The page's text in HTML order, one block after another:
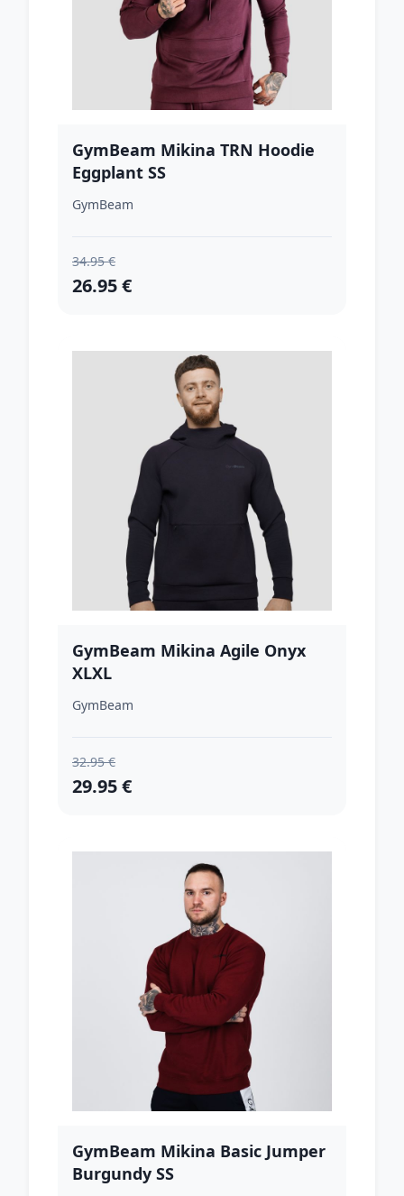
GymBeam Mikina TRN Hoodie
Eggplant SS
GymBeam
34.95 €
26.95 €
GymBeam Mikina Agile Onyx
XLXL
GymBeam
32.95 €
29.95 €
GymBeam Mikina Basic Jumper
Burgundy SS